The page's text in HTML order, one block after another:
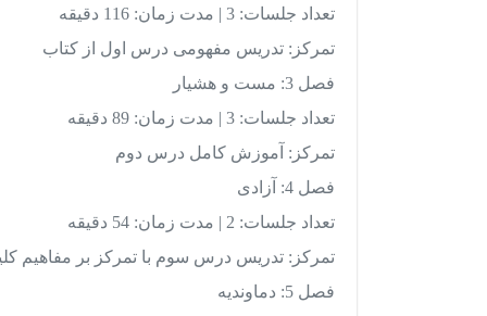
تعداد جلسات: 3 | مدت زمان: 116 دقیقه
تمرکز: تدریس مفهومی درس اول از کتاب
فصل 3: مست و هشیار
تعداد جلسات: 3 | مدت زمان: 89 دقیقه
تمرکز: آموزش کامل درس دوم
فصل 4: آزادی
تعداد جلسات: 2 | مدت زمان: 54 دقیقه
تمرکز: تدریس درس سوم با تمرکز بر مفاهیم
فصل 5: دماوندیه